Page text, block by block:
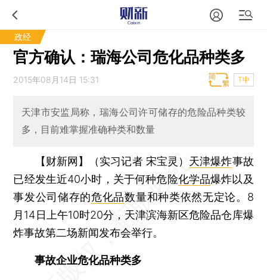
政经
官方确认：瑞海公司危化品种类多
2015年08月14日 15:31 T中
天津市安监局称，瑞海公司许可储存的危险品种类较
多，目前难掌握准确种类和数量
【财新网】（实习记者 宋宝灵） 天津爆炸事故
已经发生近40小时，关于何种危险化学品爆炸以及
事发公司储存的危化品数量和种类依然无定论。8
月14日上午10时20分，天津滨海新区危险品仓库爆
炸事故第二场新闻发布会举行。
事故企业危化品种类多